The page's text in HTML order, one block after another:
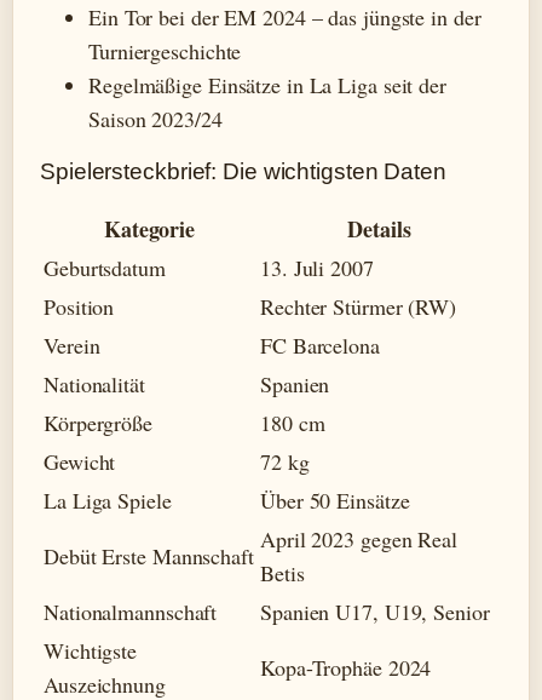
Ein Tor bei der EM 2024 – das jüngste in der
Turniergeschichte
Regelmäßige Einsätze in La Liga seit der
Saison 2023/24
Spielersteckbrief: Die wichtigsten Daten
Kategorie Details
Geburtsdatum
13. Juli 2007
Position
Rechter Stürmer (RW)
Verein
FC Barcelona
Nationalität
Spanien
Körpergröße
180 cm
Gewicht
72 kg
La Liga Spiele
Über 50 Einsätze
Debüt Erste Mannschaft
April 2023 gegen Real
Betis
Nationalmannschaft
Spanien U17, U19, Senior
Wichtigste
Auszeichnung
Kopa-Trophäe 2024